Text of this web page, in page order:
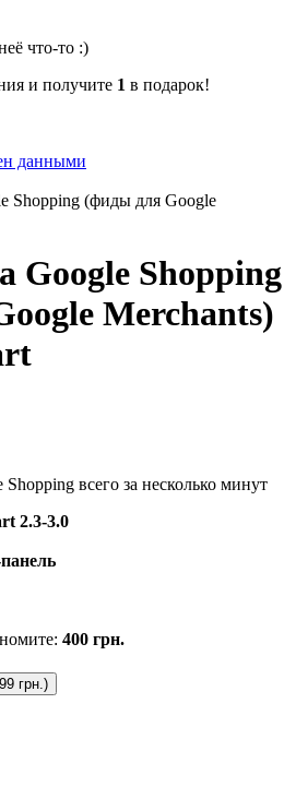
что-то :)
и получите 1 в подарок!
данными
Shopping (фиды для Google
Google Shopping
Merchants)
всего за несколько минут
2.3-3.0
400 грн.
грн.)